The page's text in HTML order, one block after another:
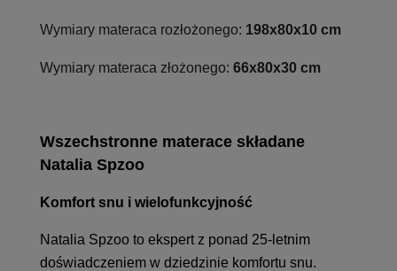
Wymiary materaca rozłożonego: 198x80x10 cm
Wymiary materaca złożonego: 66x80x30 cm
Wszechstronne materace składane
Natalia Spzoo
Komfort snu i wielofunkcyjność
Natalia Spzoo to ekspert z ponad 25-letnim
doświadczeniem w dziedzinie komfortu snu.